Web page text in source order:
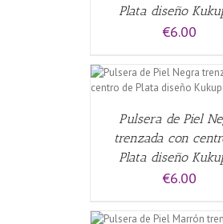
Plata diseño
€6.00
Pulsera de Piel
trenzada con
Plata diseño
€6.00